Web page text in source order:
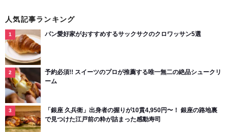
人気記事ランキング
パン愛好家がおすすめするサックサクのクロワッサン5選
予約必須!! スイーツのプロが推薦する唯一無二の絶品シュークリ
ーム
「銀座 久兵衛」出身者の握りが10貫4,950円〜！ 銀座の路地裏
で見つけた江戸前の粋が詰まった感動寿司